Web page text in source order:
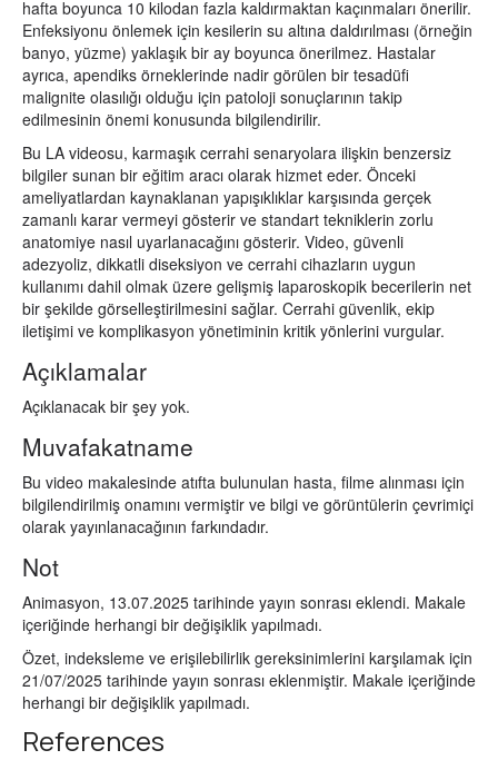
hafta boyunca 10 kilodan fazla kaldırmaktan kaçınmaları önerilir.
Enfeksiyonu önlemek için kesilerin su altına daldırılması (örneğin
banyo, yüzme) yaklaşık bir ay boyunca önerilmez. Hastalar
ayrıca, apendiks örneklerinde nadir görülen bir tesadüfi
malignite olasılığı olduğu için patoloji sonuçlarının takip
edilmesinin önemi konusunda bilgilendirilir.
Bu LA videosu, karmaşık cerrahi senaryolara ilişkin benzersiz
bilgiler sunan bir eğitim aracı olarak hizmet eder. Önceki
ameliyatlardan kaynaklanan yapışıklıklar karşısında gerçek
zamanlı karar vermeyi gösterir ve standart tekniklerin zorlu
anatomiye nasıl uyarlanacağını gösterir. Video, güvenli
adezyoliz, dikkatli diseksiyon ve cerrahi cihazların uygun
kullanımı dahil olmak üzere gelişmiş laparoskopik becerilerin net
bir şekilde görselleştirilmesini sağlar. Cerrahi güvenlik, ekip
iletişimi ve komplikasyon yönetiminin kritik yönlerini vurgular.
Açıklamalar
Açıklanacak bir şey yok.
Muvafakatname
Bu video makalesinde atıfta bulunulan hasta, filme alınması için
bilgilendirilmiş onamını vermiştir ve bilgi ve görüntülerin çevrimiçi
olarak yayınlanacağının farkındadır.
Not
Animasyon, 13.07.2025 tarihinde yayın sonrası eklendi. Makale
içeriğinde herhangi bir değişiklik yapılmadı.
Özet, indeksleme ve erişilebilirlik gereksinimlerini karşılamak için
21/07/2025 tarihinde yayın sonrası eklenmiştir. Makale içeriğinde
herhangi bir değişiklik yapılmadı.
References